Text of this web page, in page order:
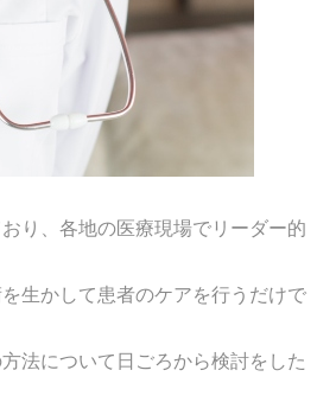
り、各地の医療現場でリーダー的
生かして患者のケアを行うだけで
法について日ごろから検討をした